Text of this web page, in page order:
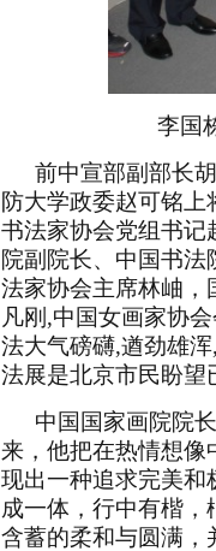
李国
前中宣部副部长
防大学政委赵可铭
书法家协会党组书记
院副院长、中国书
法家协会主席林岫，
凡刚,中国女画家协
法大气磅礴,遒劲雄
法展是北京市民盼望
中国国家画院院
来，他把在热情想像
现出一种追求完美和
成一体，行中有楷
含蓄的柔和与圆满，